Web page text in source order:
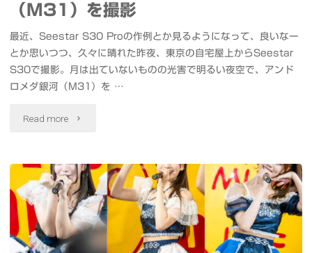
バ
ッ
テ
UltraThin
Magnetic
Power
（M31）を撮影
最近、Seestar S30 Proの作例とか見るようになって、良いなー
とか思いつつ、久々に晴れた昨夜、東京の自宅屋上からSeestar
S30で撮影。月は出ていないものの光害で明るい夜空で、アンド
ロメダ銀河（M31）を …
Read more "Seestar
で
ア
ン